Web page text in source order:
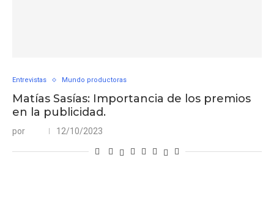
Entrevistas Mundo productoras
Matías Sasías: Importancia de los premios
en la publicidad.
por 12/10/2023